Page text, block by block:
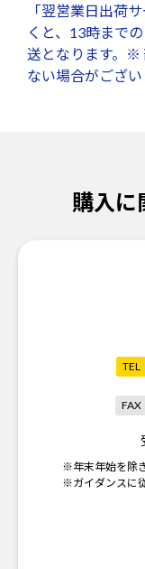
「翌営業日出荷
くと、13時まで
送となります。※
ない場合がござい
購入に
TEL
FAX
※年末年始を除
※ガイダンスに